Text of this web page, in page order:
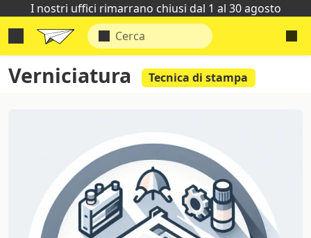
I nostri uffici rimarrano chiusi dal 1 al 30 agosto
Verniciatura Tecnica di stampa